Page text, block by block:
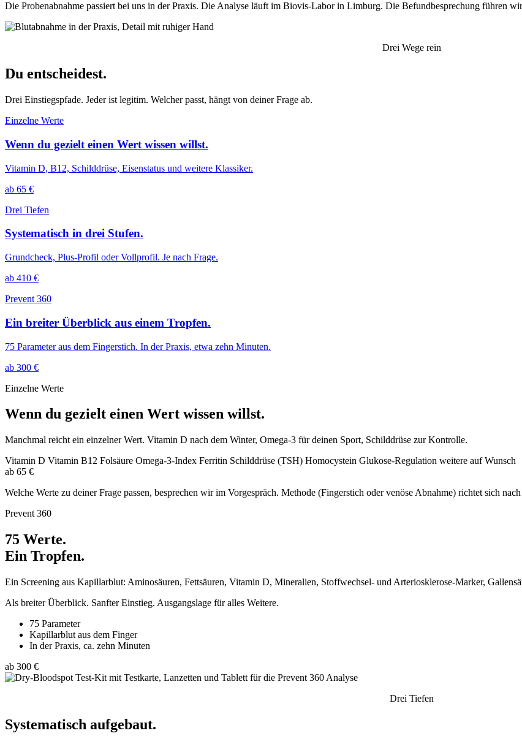
Die Probenabnahme passiert bei uns in der Praxis. Die Analyse läuft im Biovis-Labor in Limburg. Die Befundbesprechung führen
Drei Wege rein
Du entscheidest.
Drei Einstiegspfade. Jeder ist legitim. Welcher passt, hängt von deiner Frage ab.
Einzelne Werte
Wenn du gezielt einen Wert wissen willst.
Vitamin D, B12, Schilddrüse, Eisenstatus und weitere Klassiker.
ab 65 €
Drei Tiefen
Systematisch in drei Stufen.
Grundcheck, Plus-Profil oder Vollprofil. Je nach Frage.
ab 410 €
Prevent 360
Ein breiter Überblick aus einem Tropfen.
75 Parameter aus dem Fingerstich. In der Praxis, etwa zehn Minuten.
ab 300 €
Einzelne Werte
Wenn du gezielt einen Wert wissen willst.
Manchmal reicht ein einzelner Wert. Vitamin D nach dem Winter, Omega-3 für deinen Sport, Schilddrüse zur Kontrolle.
Vitamin D Vitamin B12 Folsäure Omega-3-Index Ferritin Schilddrüse (TSH) Homocystein Glukose-Regulation weitere auf Wunsch
ab 65 €
Welche Werte zu deiner Frage passen, besprechen wir im Vorgespräch. Methode (Fingerstich oder venöse Abnahme) richtet sich
Prevent 360
75 Werte.
Ein Tropfen.
Ein Screening aus Kapillarblut: Aminosäuren, Fettsäuren, Vitamin D, Mineralien, Stoffwechsel- und Arteriosklerose-Marker,
Als breiter Überblick. Sanfter Einstieg. Ausgangslage für alles Weitere.
75 Parameter
Kapillarblut aus dem Finger
In der Praxis, ca. zehn Minuten
ab 300 €
Drei Tiefen
Systematisch aufgebaut.